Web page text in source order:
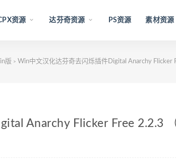
资源 达芬奇资源 PS资源 素材资源
版 > Win中文汉化达芬奇去闪烁插件Digital Anarchy Flicker
Anarchy Flicker Free 2.2.3